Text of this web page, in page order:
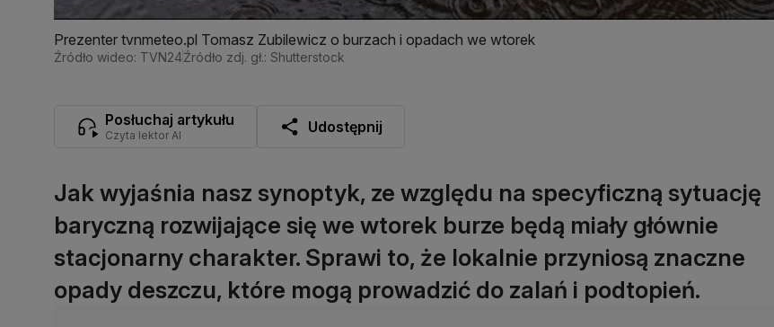
Prezenter tvnmeteo.pl Tomasz Zubilewicz o burzach i opadach we wtorek
Źródło wideo: TVN24Źródło zdj. gł.: Shutterstock
Posłuchaj artykułu
Czyta lektor AI Udostępnij
Jak wyjaśnia nasz synoptyk, ze względu na specyficzną sytuację
baryczną rozwijające się we wtorek burze będą miały głównie
stacjonarny charakter. Sprawi to, że lokalnie przyniosą znaczne
opady deszczu, które mogą prowadzić do zalań i podtopień.